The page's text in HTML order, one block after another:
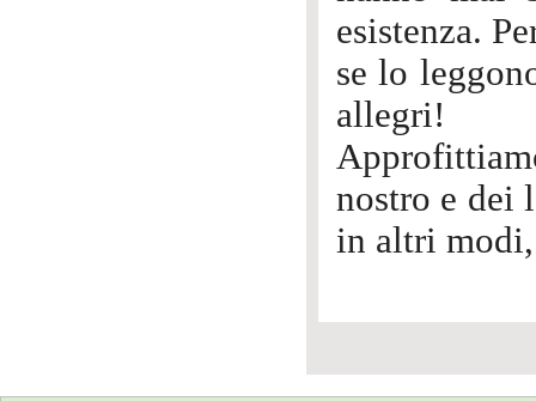
esistenza.
se lo
allegri!
nostro e dei
in altri